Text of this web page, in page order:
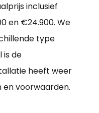
inclusief
en €24.900. We
type
is de
heeft weer
en voorwaarden.